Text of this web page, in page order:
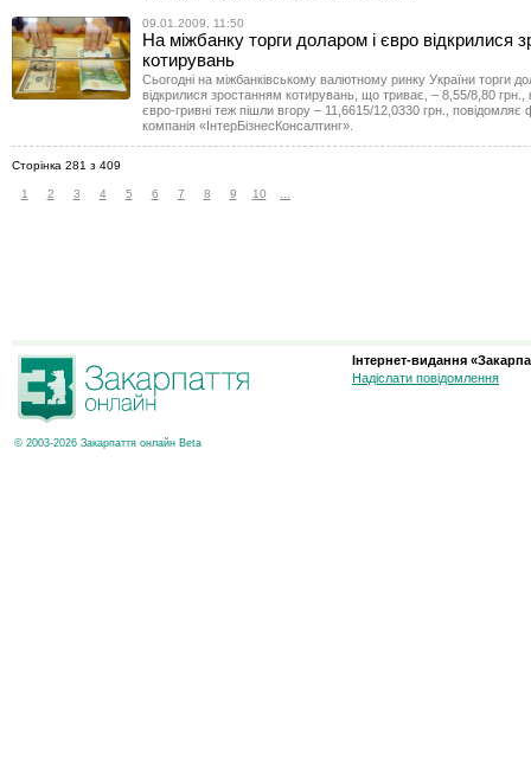
09.01.2009, 11:50
На міжбанку торги доларом і євро відкрилися
котирувань
Сьогодні на міжбанківському валютному ринку України торги
відкрилися зростанням котирувань, що триває, – 8,55/8,80 грн.,
євро-гривні теж пішли вгору – 11,6615/12,0330 грн., повідомляє
компанія «ІнтерБізнесКонсалтинг».
Сторінка 281 з 409
1 2 3 4 5 6 7 8 9 10
© 2003-2026 Закарпаття онлайн Beta
Інтернет-видання
Надіслати повідомлення